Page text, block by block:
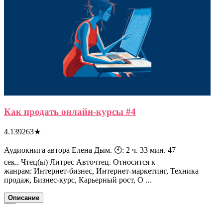
Как продать онлайн-курсы #4
4.139263★
Аудиокнига автора Елена Дым. 🕙: 2 ч. 33 мин. 47
сек.. Чтец(ы) Литрес Авточтец. Относится к
жанрам: Интернет-бизнес, Интернет-маркетинг, Техника
продаж, Бизнес-курс, Карьерный рост, О ...
Описание